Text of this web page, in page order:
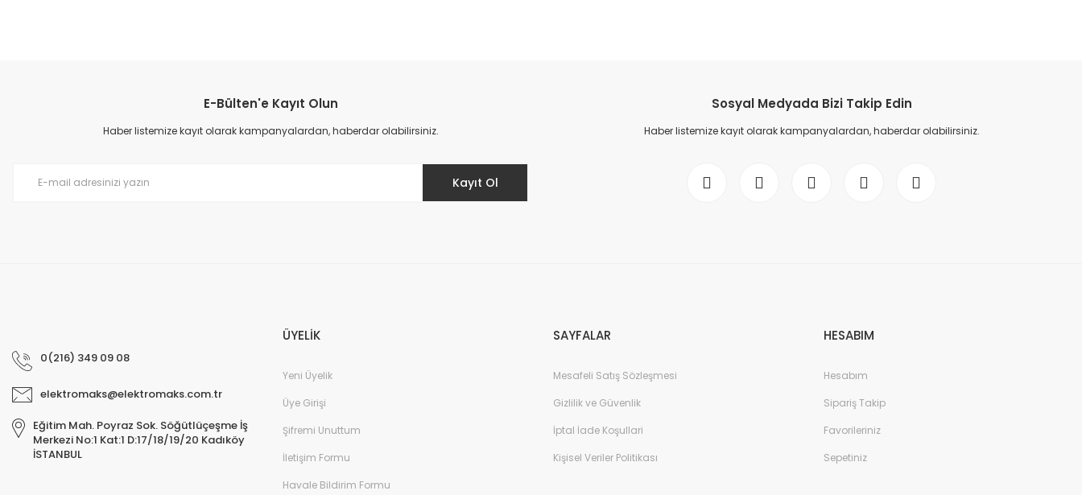
Ürün resmi kalitesiz, bozuk veya görüntülenemiyor.
Ürün açıklamasında eksik bilgiler bulunuyor.
E-Bülten'e Kayıt Olun
Haber listemize kayıt olarak kampanyalardan, haberdar olabilirsiniz.
Kayıt Ol
Sosyal Medyada Bizi Takip Edin
Haber listemize kayıt olarak kampanyalardan, haberdar olabilirsiniz.
0(216) 349 09 08
elektromaks@elektromaks.com.tr
Eğitim Mah. Poyraz Sok. Söğütlüçeşme İş
Merkezi No:1 Kat:1 D:17/18/19/20 Kadıköy
İSTANBUL
ÜYELİK
Yeni Üyelik
Üye Girişi
Şifremi Unuttum
İletişim Formu
Havale Bildirim Formu
SAYFALAR
Mesafeli Satış Sözleşmesi
Gizlilik ve Güvenlik
İptal İade Koşullari
Kişisel Veriler Politikası
HESABIM
Hesabım
Sipariş Takip
Favorileriniz
Sepetiniz